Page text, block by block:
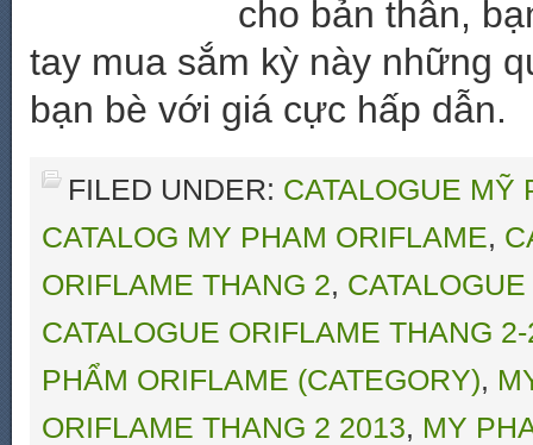
cho bản thân,
tay mua sắm kỳ này những
bạn bè với giá cực hấp dẫn.
FILED UNDER: CATALOGUE MỸ
CATALOG MY PHAM ORIFLAME,
ORIFLAME THANG 2,
CATALOGUE ORIFLAME THANG
PHẨM ORIFLAME (CATEGORY),
ORIFLAME THANG 2 2013, MY